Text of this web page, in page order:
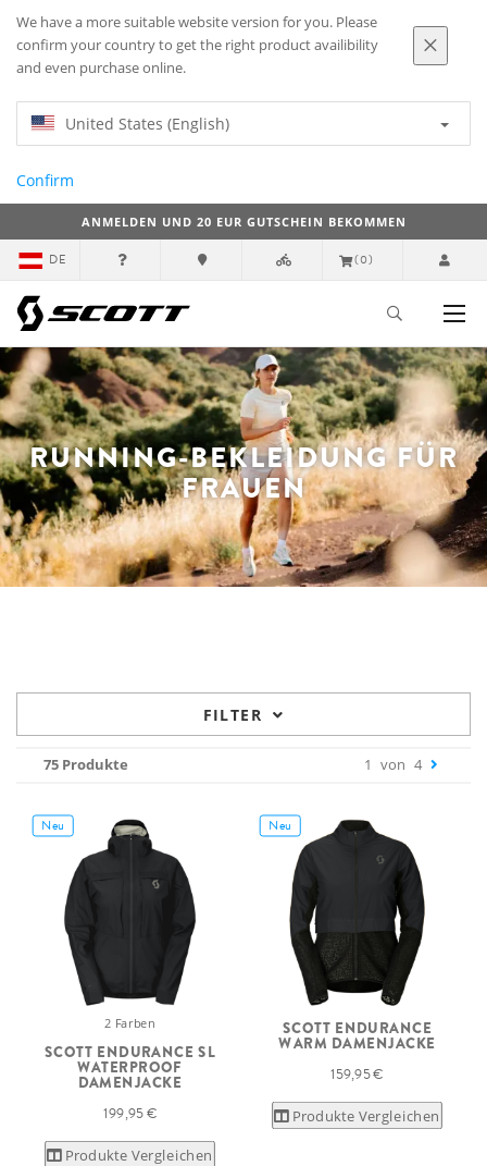
We have a more suitable website version for you. Please
confirm your country to get the right product availibility
and even purchase online.
United States (English)
Confirm
ANMELDEN UND 20 EUR GUTSCHEIN BEKOMMEN
DE (0)
RUNNING-BEKLEIDUNG FÜR
FRAUEN
FILTER
75 Produkte 1 von 4
Neu
2 Farben
SCOTT ENDURANCE SL
WATERPROOF
DAMENJACKE
199,95 €
Produkte Vergleichen
Neu
SCOTT ENDURANCE
WARM DAMENJACKE
159,95 €
Produkte Vergleichen